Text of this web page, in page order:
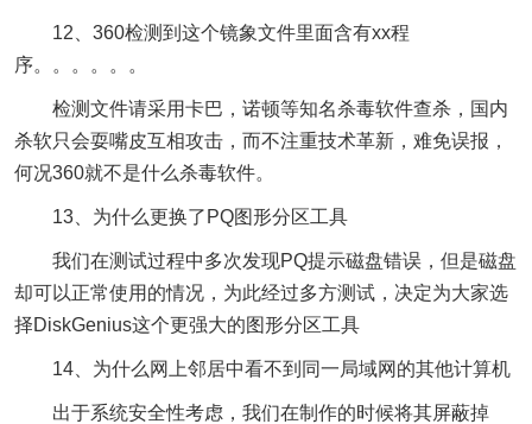
12、360检测到这个镜象文件里面含有xx程
序。。。。。。
检测文件请采用卡巴，诺顿等知名杀毒软件查杀，国内
杀软只会耍嘴皮互相攻击，而不注重技术革新，难免误报，
何况360就不是什么杀毒软件。
13、为什么更换了PQ图形分区工具
我们在测试过程中多次发现PQ提示磁盘错误，但是磁盘
却可以正常使用的情况，为此经过多方测试，决定为大家选
择DiskGenius这个更强大的图形分区工具
14、为什么网上邻居中看不到同一局域网的其他计算机
出于系统安全性考虑，我们在制作的时候将其屏蔽掉